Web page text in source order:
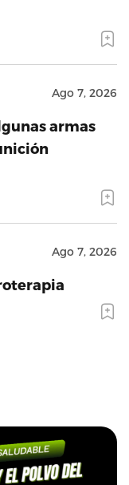
Ago 7, 2026
armas
Ago 7, 2026